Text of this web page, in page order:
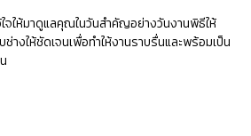
ให้มาดูแลคุณในวันสำคัญอย่างวันงานพิธีให้
างให้ชัดเจนเพื่อทำให้งานราบรื่นและพร้อมเป็น